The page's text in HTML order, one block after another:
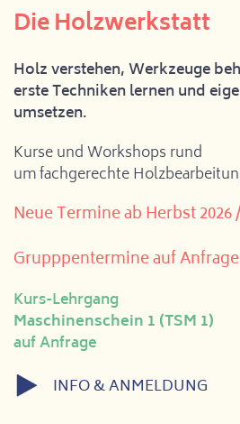
Die Holzwerkstatt
Holz verstehen, Werkzeuge
erste Techniken lernen und
umsetzen.
Kurse und Workshops rund
um fachgerechte
Neue Termine ab Herbst 2026
Grupppentermine auf Anfrage
Kurs-Lehrgang
Maschinenschein 1 (TSM 1)
auf Anfrage
INFO & ANMELDUNG